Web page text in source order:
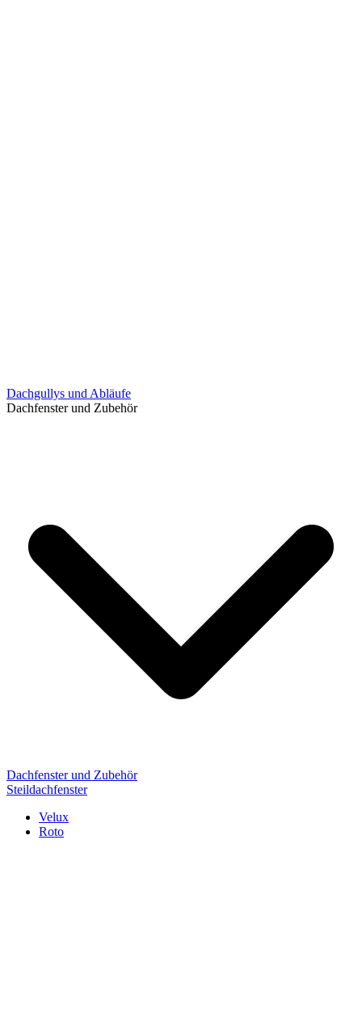
Dachgullys und Abläufe
Dachfenster und Zubehör
Dachfenster und Zubehör
Steildachfenster
Velux
Roto